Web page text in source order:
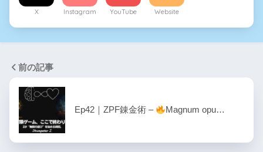
X Instagram YouTube Website
前の記事
Ep42｜ZPF錬金術 – Magnum opu…